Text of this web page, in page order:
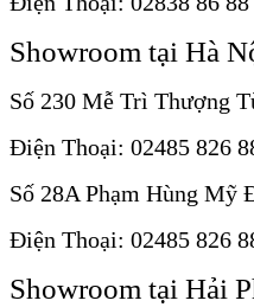
Showroom tại Hà
Số 230 Mễ Trì Thượng
Điện Thoại: 02485 826
Số 28A Phạm Hùng Mỹ
Điện Thoại: 02485 826
Showroom tại Hải